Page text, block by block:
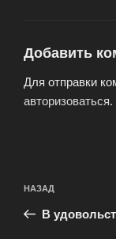
Добавить
Для отправки
авторизоваться.
по
записям
Предыдущая
запись:
НАЗАД
В